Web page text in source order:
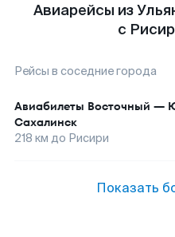
Авиарейсы из
с
Рейсы в соседние города
Авиабилеты Восточный —
Сахалинск
218 км до Рисири
Показать